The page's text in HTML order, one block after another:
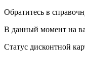
Обратитесь в
В данный момент на
Статус дисконтной